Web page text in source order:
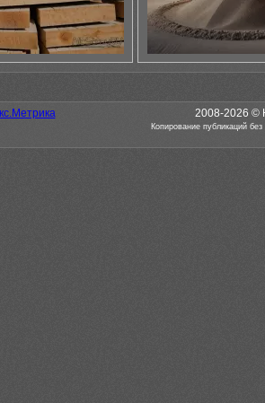
2008-2026 ©
Копирование публикаций